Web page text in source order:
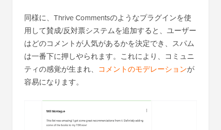
同様に、Thrive Commentsのようなプラグインを使
用して賛成/反対票システムを追加すると、ユーザー
はどのコメントが人気があるかを決定でき、スパム
は一番下に押しやられます。これにより、コミュニ
ティの感覚が生まれ、 コメントのモデレーションが
容易になります。